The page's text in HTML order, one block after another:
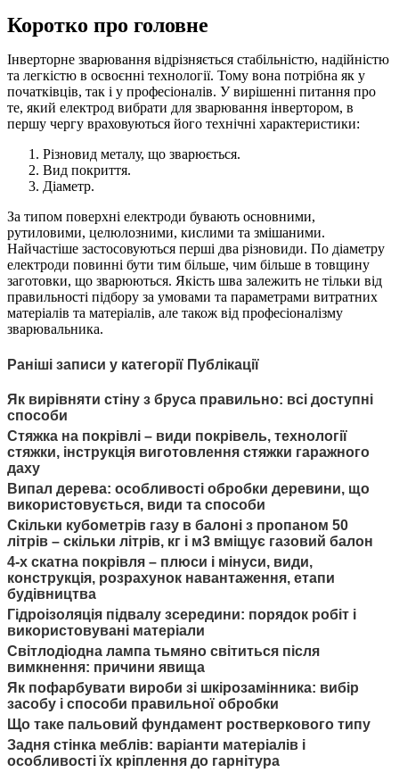
Коротко про головне
Інверторне зварювання відрізняється стабільністю, надійністю
та легкістю в освоєнні технології. Тому вона потрібна як у
початківців, так і у професіоналів. У вирішенні питання про
те, який електрод вибрати для зварювання інвертором, в
першу чергу враховуються його технічні характеристики:
Різновид металу, що зварюється.
Вид покриття.
Діаметр.
За типом поверхні електроди бувають основними,
рутиловими, целюлозними, кислими та змішаними.
Найчастіше застосовуються перші два різновиди. По діаметру
електроди повинні бути тим більше, чим більше в товщину
заготовки, що зварюються. Якість шва залежить не тільки від
правильності підбору за умовами та параметрами витратних
матеріалів та матеріалів, але також від професіоналізму
зварювальника.
Раніші записи у категорії Публікації
Як вирівняти стіну з бруса правильно: всі доступні
способи
Стяжка на покрівлі – види покрівель, технології
стяжки, інструкція виготовлення стяжки гаражного
даху
Випал дерева: особливості обробки деревини, що
використовується, види та способи
Скільки кубометрів газу в балоні з пропаном 50
літрів – скільки літрів, кг і м3 вміщує газовий балон
4-х скатна покрівля – плюси і мінуси, види,
конструкція, розрахунок навантаження, етапи
будівництва
Гідроізоляція підвалу зсередини: порядок робіт і
використовувані матеріали
Світлодіодна лампа тьмяно світиться після
вимкнення: причини явища
Як пофарбувати вироби зі шкірозамінника: вибір
засобу і способи правильної обробки
Що таке пальовий фундамент ростверкового типу
Задня стінка меблів: варіанти матеріалів і
особливості їх кріплення до гарнітура